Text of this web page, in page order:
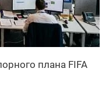
плана FIFA